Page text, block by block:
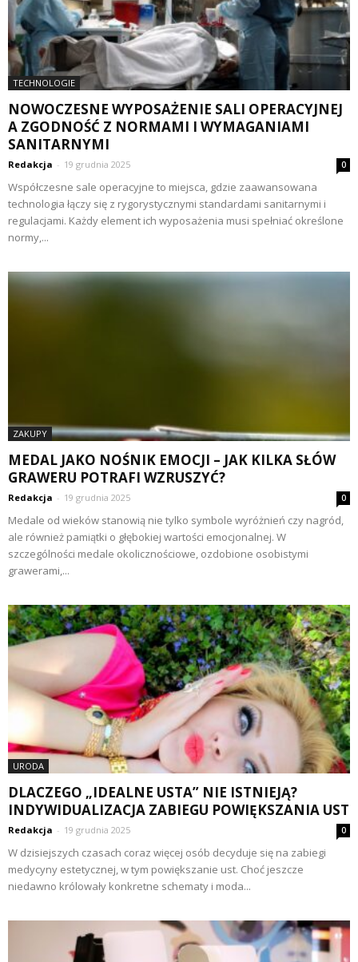
TECHNOLOGIE
NOWOCZESNE WYPOSAŻENIE SALI OPERACYJNEJ
A ZGODNOŚĆ Z NORMAMI I WYMAGANIAMI
SANITARNYMI
Redakcja - 19 grudnia 2025 0
Współczesne sale operacyjne to miejsca, gdzie zaawansowana
technologia łączy się z rygorystycznymi standardami sanitarnymi i
regulacjami. Każdy element ich wyposażenia musi spełniać określone
normy,...
ZAKUPY
MEDAL JAKO NOŚNIK EMOCJI – JAK KILKA SŁÓW
GRAWERU POTRAFI WZRUSZYĆ?
Redakcja - 19 grudnia 2025 0
Medale od wieków stanowią nie tylko symbole wyróżnień czy nagród,
ale również pamiątki o głębokiej wartości emocjonalnej. W
szczególności medale okolicznościowe, ozdobione osobistymi
grawerami,...
URODA
DLACZEGO „IDEALNE USTA” NIE ISTNIEJĄ?
INDYWIDUALIZACJA ZABIEGU POWIĘKSZANIA UST
Redakcja - 19 grudnia 2025 0
W dzisiejszych czasach coraz więcej osób decyduje się na zabiegi
medycyny estetycznej, w tym powiększanie ust. Choć jeszcze
niedawno królowały konkretne schematy i moda...